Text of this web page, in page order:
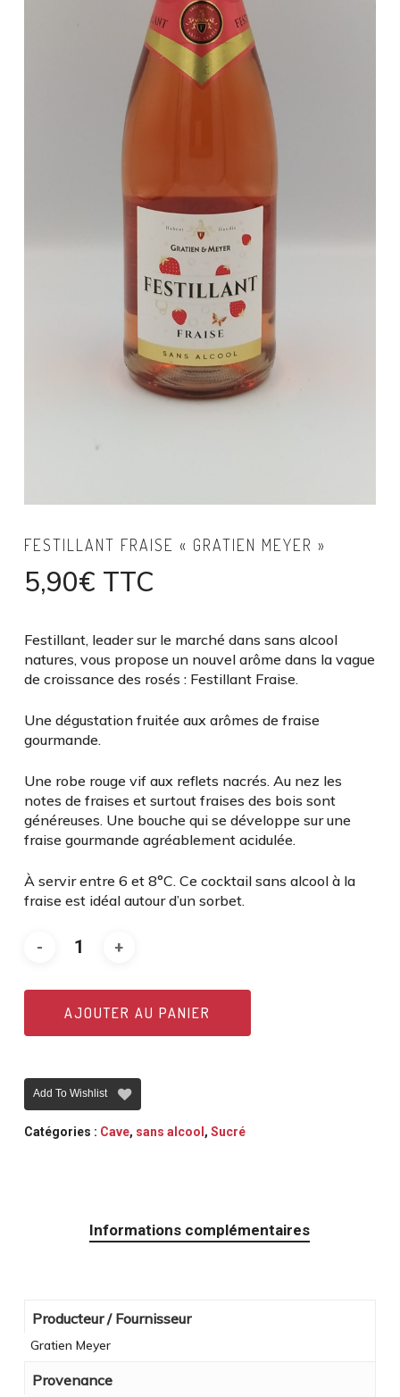
FESTILLANT FRAISE « GRATIEN MEYER »
5,90€ TTC
Festillant, leader sur le marché dans sans alcool
natures, vous propose un nouvel arôme dans la vague
de croissance des rosés : Festillant Fraise.
Une dégustation fruitée aux arômes de fraise
gourmande.
Une robe rouge vif aux reflets nacrés. Au nez les
notes de fraises et surtout fraises des bois sont
généreuses. Une bouche qui se développe sur une
fraise gourmande agréablement acidulée.
À servir entre 6 et 8°C. Ce cocktail sans alcool à la
fraise est idéal autour d’un sorbet.
AJOUTER AU PANIER
Add To Wishlist
Catégories : Cave, sans alcool , Sucré
Informations complémentaires
Producteur / Fournisseur
Gratien Meyer
Provenance